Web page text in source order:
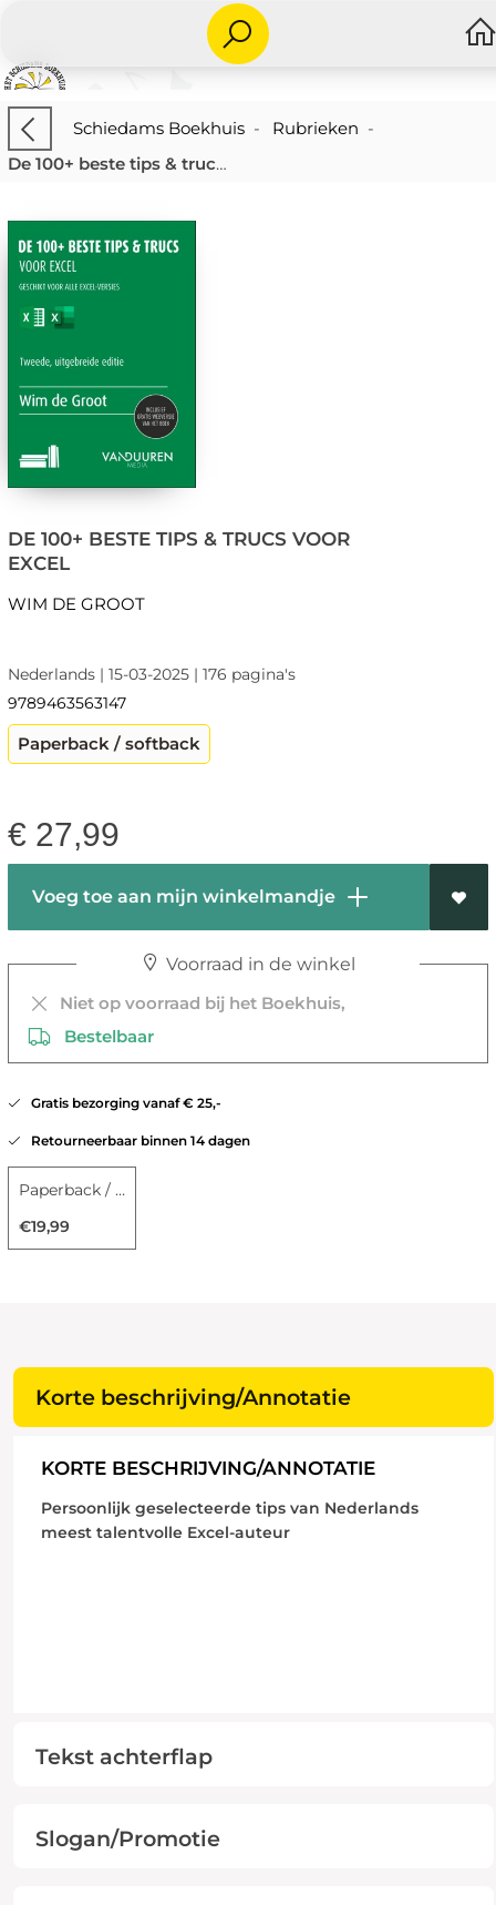
Schiedams Boekhuis- Rubrieken -
De 100+ beste tips & trucs voor Excel
DE 100+ BESTE TIPS & TRUCS VOOR
EXCEL
WIM DE GROOT
Nederlands | 15-03-2025 | 176 pagina's
9789463563147
Paperback / softback
€ 27,99
Voeg toe aan mijn winkelmandje
Voorraad in de winkel
Niet op voorraad bij het Boekhuis,
Bestelbaar
Gratis bezorging vanaf € 25,-
Retourneerbaar binnen 14 dagen
Paperback / softback
€19,99
Korte beschrijving/Annotatie
KORTE BESCHRIJVING/ANNOTATIE
Persoonlijk geselecteerde tips van Nederlands
meest talentvolle Excel-auteur
Tekst achterflap
Slogan/Promotie